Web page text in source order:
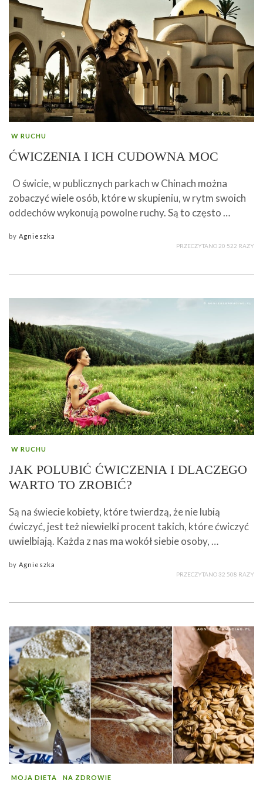
W RUCHU
ĆWICZENIA I ICH CUDOWNA MOC
O świcie, w publicznych parkach w Chinach można
zobaczyć wiele osób, które w skupieniu, w rytm swoich
oddechów wykonują powolne ruchy. Są to często …
by Agnieszka
PRZECZYTANO 20 522 RAZY
W RUCHU
JAK POLUBIĆ ĆWICZENIA I DLACZEGO
WARTO TO ZROBIĆ?
Są na świecie kobiety, które twierdzą, że nie lubią
ćwiczyć, jest też niewielki procent takich, które ćwiczyć
uwielbiają. Każda z nas ma wokół siebie osoby, …
by Agnieszka
PRZECZYTANO 32 508 RAZY
MOJA DIETA NA ZDROWIE